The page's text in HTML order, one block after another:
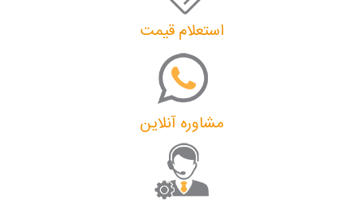
استعلام قیمت
مشاوره آنلاین